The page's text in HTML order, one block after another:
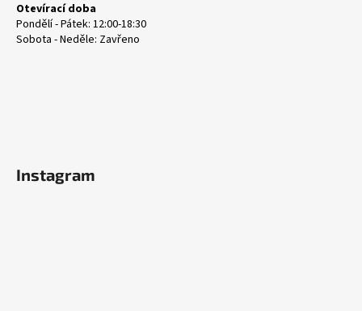
Otevírací doba
Pondělí - Pátek: 12:00-18:30
Sobota - Neděle: Zavřeno
Instagram